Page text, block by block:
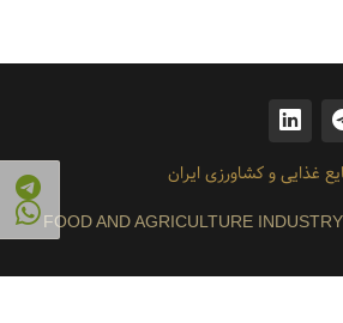
غذایی و کشاورزی ایران
FOOD AND AGRICULTURE